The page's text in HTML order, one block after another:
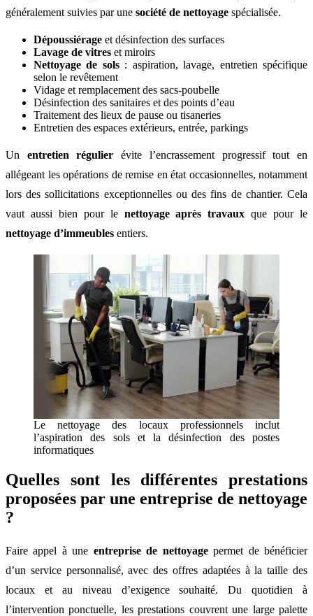
généralement suivies par une société de nettoyage spécialisée.
Dépoussiérage et désinfection des surfaces
Lavage de vitres et miroirs
Nettoyage de sols: aspiration, lavage, entretien spécifique
selon le revêtement
Vidage et remplacement des sacs-poubelle
Désinfection des sanitaires et des points d’eau
Traitement des lieux de pause ou tisaneries
Entretien des espaces extérieurs, entrée, parkings
Un entretien régulier évite l’encrassement progressif tout en
allégeant les opérations de remise en état occasionnelles, notamment
lors des sollicitations exceptionnelles ou des fins de chantier. Cela
vaut aussi bien pour le nettoyage après travaux que pour le
nettoyage d’immeubles entiers.
Le nettoyage des locaux professionnels inclut
l’aspiration des sols et la désinfection des postes
informatiques
Quelles sont les différentes prestations
proposées par une entreprise de nettoyage
?
Faire appel à une entreprise de nettoyagepermet de bénéficier
d’un service personnalisé, avec des offres adaptées à la taille des
locaux et au niveau d’exigence souhaité. Du quotidien à
l’intervention ponctuelle, les prestations couvrent une large palette